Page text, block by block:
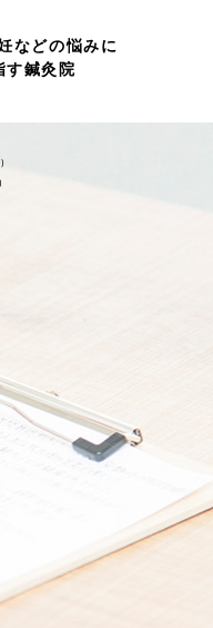
などの悩みに
す鍼灸院